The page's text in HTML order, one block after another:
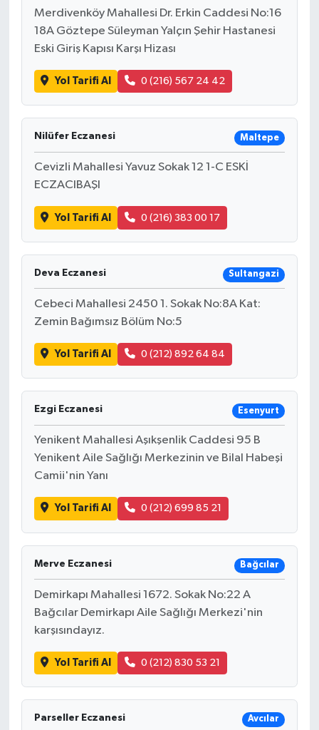
Merdivenköy Mahallesi Dr. Erkin Caddesi No:16
18A Göztepe Süleyman Yalçın Şehir Hastanesi
Eski Giriş Kapısı Karşı Hizası
Yol Tarifi Al 0 (216) 567 24 42
Nilüfer Eczanesi Maltepe
Cevizli Mahallesi Yavuz Sokak 12 1-C ESKİ
ECZACIBAŞI
Yol Tarifi Al 0 (216) 383 00 17
Deva Eczanesi Sultangazi
Cebeci Mahallesi 2450 1. Sokak No:8A Kat:
Zemin Bağımsız Bölüm No:5
Yol Tarifi Al 0 (212) 892 64 84
Ezgi Eczanesi Esenyurt
Yenikent Mahallesi Aşıkşenlik Caddesi 95 B
Yenikent Aile Sağlığı Merkezinin ve Bilal Habeşi
Camii'nin Yanı
Yol Tarifi Al 0 (212) 699 85 21
Merve Eczanesi Bağcılar
Demirkapı Mahallesi 1672. Sokak No:22 A
Bağcılar Demirkapı Aile Sağlığı Merkezi'nin
karşısındayız.
Yol Tarifi Al 0 (212) 830 53 21
Parseller Eczanesi Avcılar